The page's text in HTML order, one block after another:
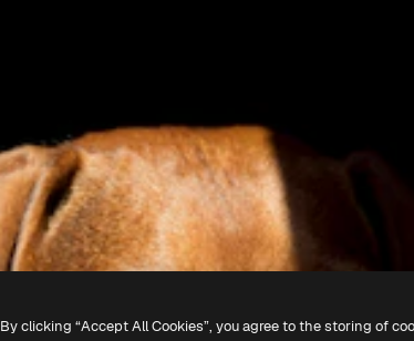
By clicking “Accept All Cookies”, you agree to the storing of